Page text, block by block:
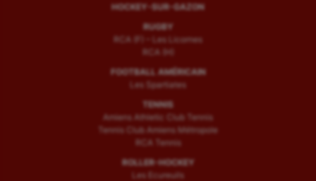
HOCKEY-SUR-GAZON
RUGBY
RCA (F) – Les Licornes
RCA (H)
FOOTBALL AMÉRICAIN
Les Spartiates
TENNIS
Amiens Athletic Club Tennis
Tennis Club Amiens Métropole
RCA Tennis
ROLLER-HOCKEY
Les Ecureuils